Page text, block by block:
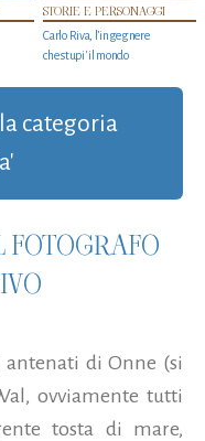
STORIE E PERSONAGGI
Carlo Riva, l’ingegnere
che stupi' il mondo
categoria
di Onne (si
ovviamente tutti
tosta di mare,